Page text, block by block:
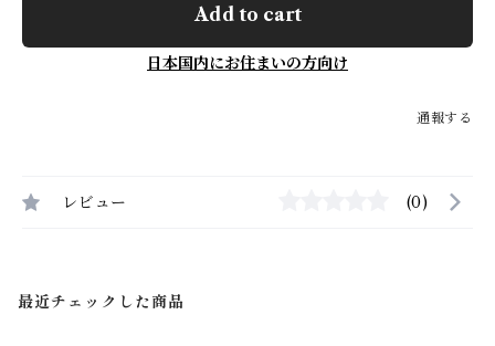
Add to cart
日本国内にお住まいの方向け
通報する
レビュー (0)
最近チェックした商品